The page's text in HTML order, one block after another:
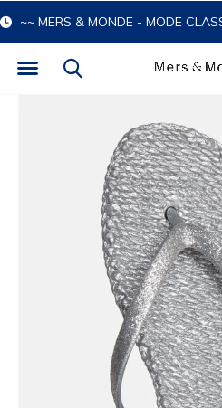
~~ MERS & MONDE - MODE